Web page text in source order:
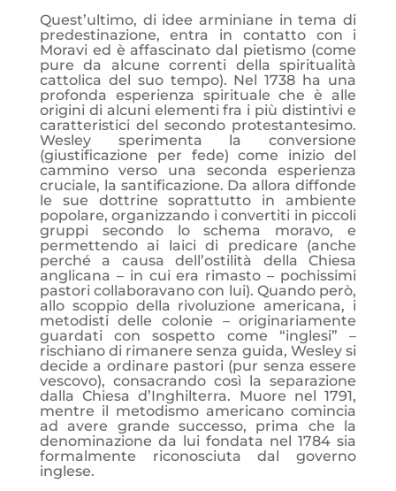
Quest’ultimo, di idee arminiane in tema di
predestinazione, entra in contatto con i
Moravi ed è affascinato dal pietismo (come
pure da alcune correnti della spiritualità
cattolica del suo tempo). Nel 1738 ha una
profonda esperienza spirituale che è alle
origini di alcuni elementi fra i più distintivi e
caratteristici del secondo protestantesimo.
Wesley sperimenta la conversione
(giustificazione per fede) come inizio del
cammino verso una seconda esperienza
cruciale, la santificazione. Da allora diffonde
le sue dottrine soprattutto in ambiente
popolare, organizzando i convertiti in piccoli
gruppi secondo lo schema moravo, e
permettendo ai laici di predicare (anche
perché a causa dell’ostilità della Chiesa
anglicana – in cui era rimasto – pochissimi
pastori collaboravano con lui). Quando però,
allo scoppio della rivoluzione americana, i
metodisti delle colonie – originariamente
guardati con sospetto come “inglesi” –
rischiano di rimanere senza guida, Wesley si
decide a ordinare pastori (pur senza essere
vescovo), consacrando così la separazione
dalla Chiesa d’Inghilterra. Muore nel 1791,
mentre il metodismo americano comincia
ad avere grande successo, prima che la
denominazione da lui fondata nel 1784 sia
formalmente riconosciuta dal governo
inglese.